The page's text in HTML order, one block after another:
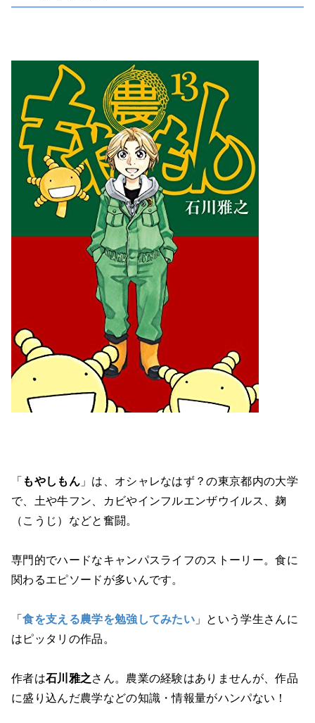
「 もやしもん」は、オシャレなはず？の東京都内の大学
で、土や牛フン、カビやインフルエンザウイルス、麹
（こうじ）などと奮闘。
専門的でハードなキャンパスライフのストーリー。食に
関わるエピソードが多いんです。
「食を支える農学を勉強してみたい 」という学生さんに
はピッタリの作品。
作者は石川雅之さん。農業の経験はありませんが、作品
に盛り込んだ農学などの知識・情報量がハンパない！